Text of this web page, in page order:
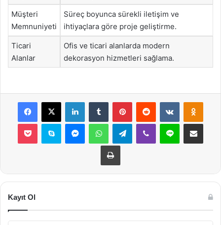
Müşteri
Memnuniyeti
Süreç boyunca sürekli iletişim ve
ihtiyaçlara göre proje geliştirme.
Ticari
Alanlar
Ofis ve ticari alanlarda modern
dekorasyon hizmetleri sağlama.
Facebook
X LinkedInTumblr PinterestReddit VKontakte
Pocket Skype MessengerWhatsAppTelegramViber Line E-Posta ile
Yazdır
Kayıt Ol